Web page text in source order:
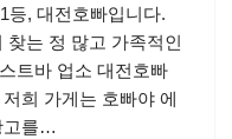
등, 대전호빠입니다.
찾는 정 많고 가족적인
트바 업소 대전호빠
희 가게는 호빠야 에
고를…